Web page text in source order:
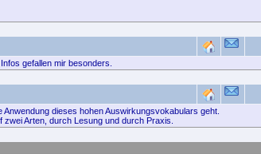
gefallen mir besonders.
dieses hohen Auswirkungsvokabulars geht.
Arten, durch Lesung und durch Praxis.